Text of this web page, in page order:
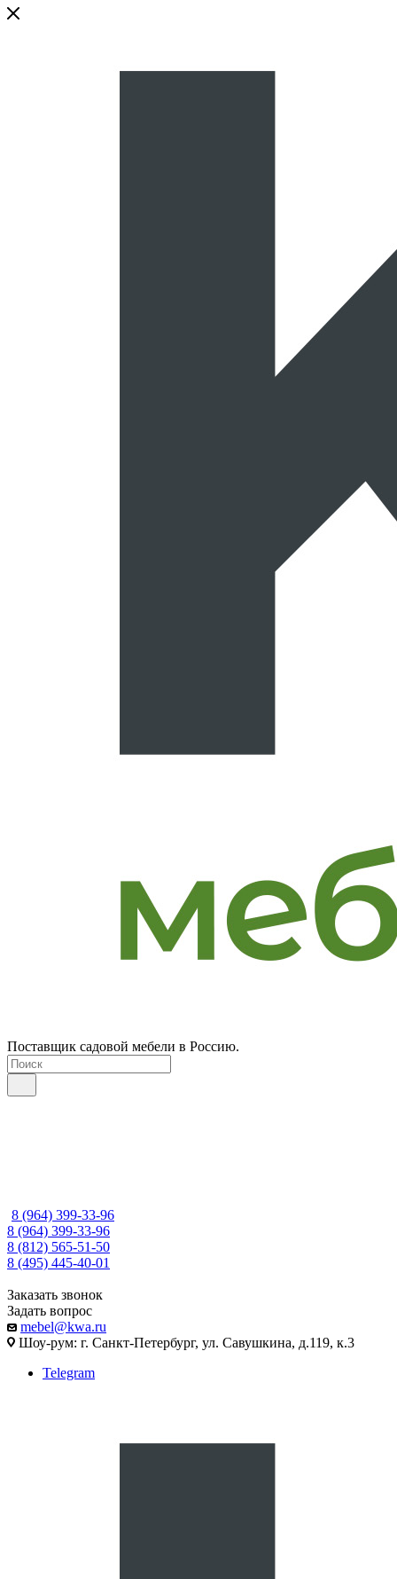
Поставщик садовой мебели в Россию.
8 (964) 399-33-96
8 (964) 399-33-96
8 (812) 565-51-50
8 (495) 445-40-01
Заказать звонок
Задать вопрос
mebel@kwa.ru
Шоу-рум: г. Санкт-Петербург, ул. Савушкина, д.119, к.3
Telegram